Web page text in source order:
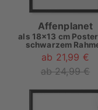
Affenplanet
als 18x13 cm
schwarzem
ab 21,99 €
ab 24,99 €